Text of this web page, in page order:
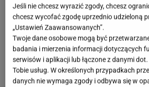
Niedługo później pojawiła się na
podczas której odpowiadała na
dziennikarzy. Jeden z nich
tematIgi Świątek. Odpowiedź
krótka.
Jeśli nie chcesz wyrazić zgody, chcesz
chcesz wycofać zgodę uprzednio udzieloną
„Ustawień Zaawansowanych”.
Twoje dane osobowe mogą być
badania i mierzenia informacji dotyczących
serwisów i aplikacji lub łączone z danymi
Tobie usług. W określonych przypadkach
danych nie wymaga zgody i odbywa się w